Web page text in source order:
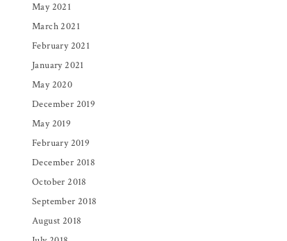
May 2021
March 2021
February 2021
January 2021
May 2020
December 2019
May 2019
February 2019
December 2018
October 2018
September 2018
August 2018